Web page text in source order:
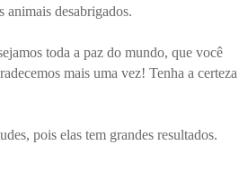
animais desabrigados.
toda a paz do mundo, que você
mais uma vez! Tenha a certeza
pois elas tem grandes resultados.